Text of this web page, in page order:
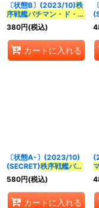
〔状態B〕(2023/10)秩
序戦艦バチマン・ド・ゲ
ール-戦艦形態-(Xレア仕
様/BSC41収録)【C】
{BS43-085}《白》
380円(税込)
カートに入れる
〔状態A-〕(2023/10)
(SECRET)秩序戦艦バチ
マン・ド・ゲール
形態-(BSC41収録)【C-
SEC】{BS43-085}
《白》
580円(税込)
カートに入れる